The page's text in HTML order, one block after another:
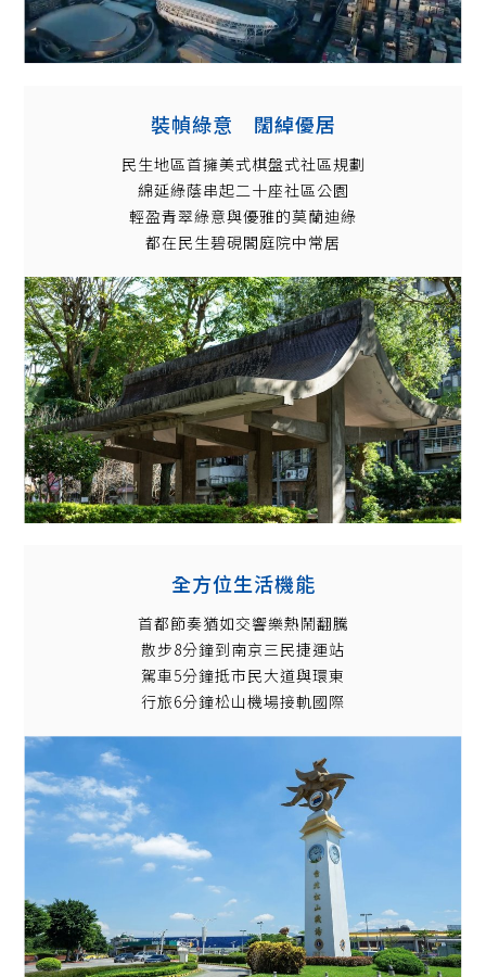
裝幀綠意 闊綽優居
民生地區首擁美式棋盤式社區規劃
綿延綠蔭串起二十座社區公園
輕盈青翠綠意與優雅的莫蘭迪綠
都在民生碧硯閣庭院中常居
全方位生活機能
首都節奏猶如交響樂熱鬧翻騰
散步8分鐘到南京三民捷運站
駕車5分鐘抵市民大道與環東
行旅6分鐘松山機場接軌國際